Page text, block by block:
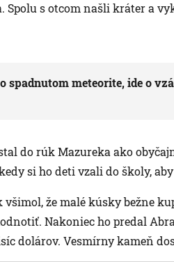
Spolu s otcom našli kráter a
spadnutom meteorite, ide o
do rúk Mazureka ako
si ho deti vzali do školy,
že malé kúsky bežne
Nakoniec ho predal
dolárov. Vesmírny kameň